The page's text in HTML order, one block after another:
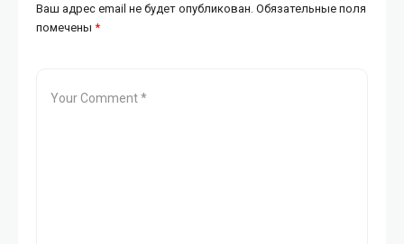
Ваш адрес email не будет опубликован. Обязательные поля
помечены *